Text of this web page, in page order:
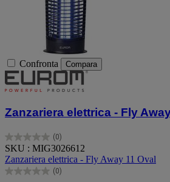
Confronta Compara
Zanzariera elettrica - Fly
(0)
0.0
su
5
stelle.
SKU : MIG3026612
Zanzariera elettrica - Fly Away 11 Oval
(0)
0.0